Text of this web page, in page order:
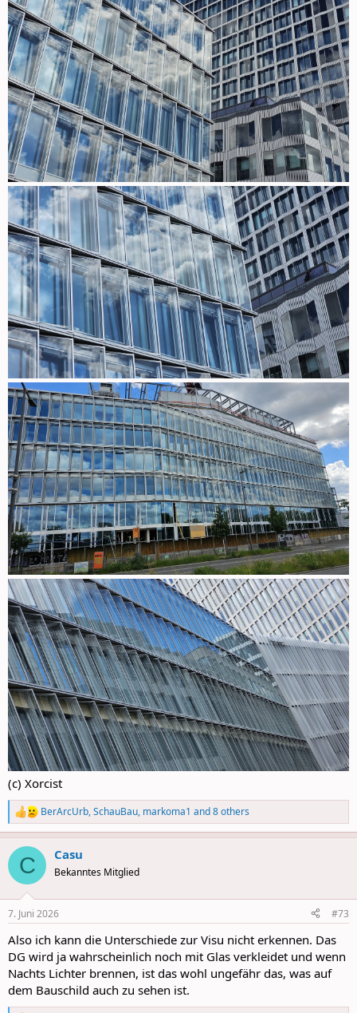
(c) Xorcist
R
e
a
c
i
s
BerArcUrb,SchauBau, markoma1 and 8 others
C Casu
Bekanntes Mitglied
7. Juni 2026 #73
Also ich kann die Unterschiede zur Visu nicht erkennen. Das
DG wird ja wahrscheinlich noch mit Glas verkleidet und wenn
Nachts Lichter brennen, ist das wohl ungefähr das, was auf
dem Bauschild auch zu sehen ist.